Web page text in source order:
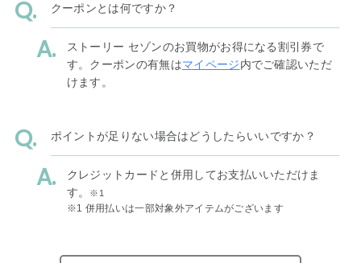
クーポンとは何ですか？
ストーリー セゾンのお買物がお得になる割引券で
す。クーポンの有無はマイページ内でご確認いただ
けます。
ポイントが足りない場合はどうしたらいいですか？
クレジットカードと併用してお支払いいただけま
す。
※1
※1 併用払いは一部対象外アイテムがございます